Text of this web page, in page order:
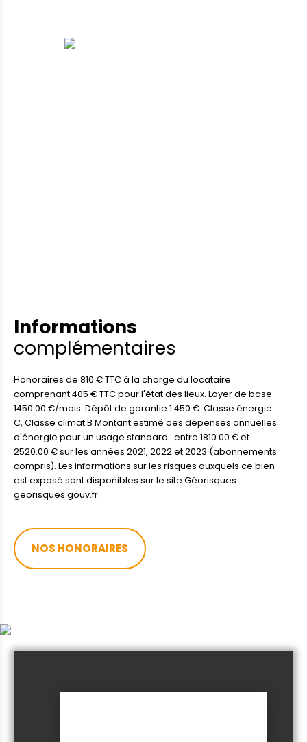
Informations
complémentaires
Honoraires de 810 € TTC à la charge du locataire
comprenant 405 € TTC pour l'état des lieux. Loyer de base
1450.00 €/mois. Dépôt de garantie 1 450 €. Classe énergie
C, Classe climat B Montant estimé des dépenses annuelles
d'énergie pour un usage standard : entre 1810.00 € et
2520.00 € sur les années 2021, 2022 et 2023 (abonnements
compris). Les informations sur les risques auxquels ce bien
est exposé sont disponibles sur le site Géorisques :
georisques.gouv.fr.
NOS HONORAIRES